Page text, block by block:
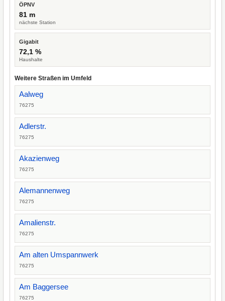
ÖPNV
81 m
nächste Station
Gigabit
72,1 %
Haushalte
Weitere Straßen im Umfeld
Aalweg
76275
Adlerstr.
76275
Akazienweg
76275
Alemannenweg
76275
Amalienstr.
76275
Am alten Umspannwerk
76275
Am Baggersee
76275